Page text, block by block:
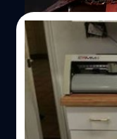
23/07/2015
ชม PS4 แบบ
วอร์ส (ชมคลิป
เครื่อง PS4 แบบ